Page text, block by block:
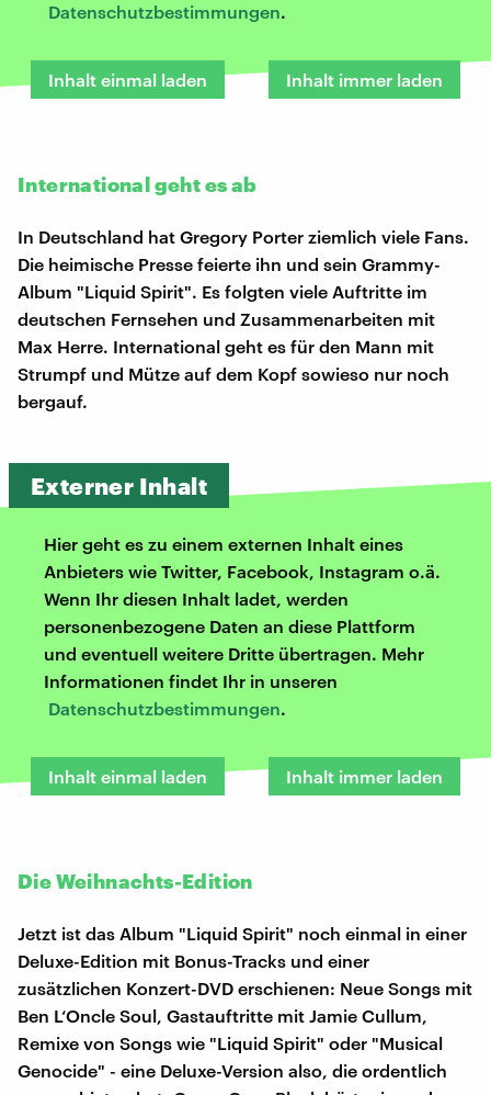
Datenschutzbestimmungen.
Inhalt einmal laden Inhalt immer laden
International geht es ab
In Deutschland hat Gregory Porter ziemlich viele Fans.
Die heimische Presse feierte ihn und sein Grammy-
Album "Liquid Spirit". Es folgten viele Auftritte im
deutschen Fernsehen und Zusammenarbeiten mit
Max Herre. International geht es für den Mann mit
Strumpf und Mütze auf dem Kopf sowieso nur noch
bergauf.
Externer Inhalt
Hier geht es zu einem externen Inhalt eines
Anbieters wie Twitter, Facebook, Instagram o.ä.
Wenn Ihr diesen Inhalt ladet, werden
personenbezogene Daten an diese Plattform
und eventuell weitere Dritte übertragen. Mehr
Informationen findet Ihr in unseren
Datenschutzbestimmungen.
Inhalt einmal laden Inhalt immer laden
Die Weihnachts-Edition
Jetzt ist das Album "Liquid Spirit" noch einmal in einer
Deluxe-Edition mit Bonus-Tracks und einer
zusätzlichen Konzert-DVD erschienen: Neue Songs mit
Ben L‘Oncle Soul, Gastauftritte mit Jamie Cullum,
Remixe von Songs wie "Liquid Spirit" oder "Musical
Genocide" - eine Deluxe-Version also, die ordentlich